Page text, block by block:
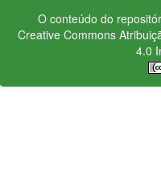
O conteúdo do
Creative Commons
4.0